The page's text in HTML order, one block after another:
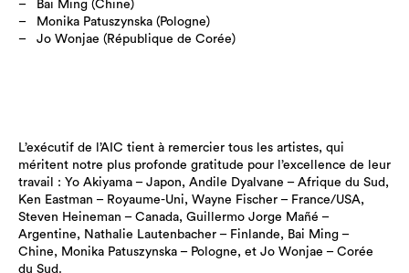
Bai Ming (Chine)
Monika Patuszynska (Pologne)
Jo Wonjae (République de Corée)
L’exécutif de l’AIC tient à remercier tous les artistes, qui
méritent notre plus profonde gratitude pour l’excellence de leur
travail : Yo Akiyama – Japon, Andile Dyalvane – Afrique du Sud,
Ken Eastman – Royaume-Uni, Wayne Fischer – France/USA,
Steven Heineman – Canada, Guillermo Jorge Mañé –
Argentine, Nathalie Lautenbacher – Finlande, Bai Ming –
Chine, Monika Patuszynska – Pologne, et Jo Wonjae – Corée
du Sud.